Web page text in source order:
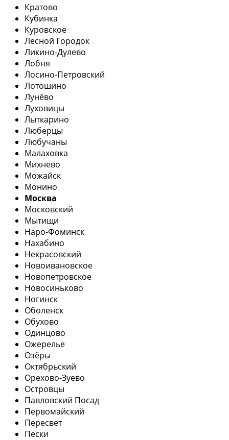
Кратово
Кубинка
Куровское
Лесной Городок
Ликино-Дулево
Лобня
Лосино-Петровский
Лотошино
Лунёво
Луховицы
Лыткарино
Люберцы
Любучаны
Малаховка
Михнево
Можайск
Монино
Москва
Московский
Мытищи
Наро-Фоминск
Нахабино
Некрасовский
Новоивановское
Новопетровское
Новосиньково
Ногинск
Оболенск
Обухово
Одинцово
Ожерелье
Озёры
Октябрьский
Орехово-Зуево
Островцы
Павловский Посад
Первомайский
Пересвет
Пески